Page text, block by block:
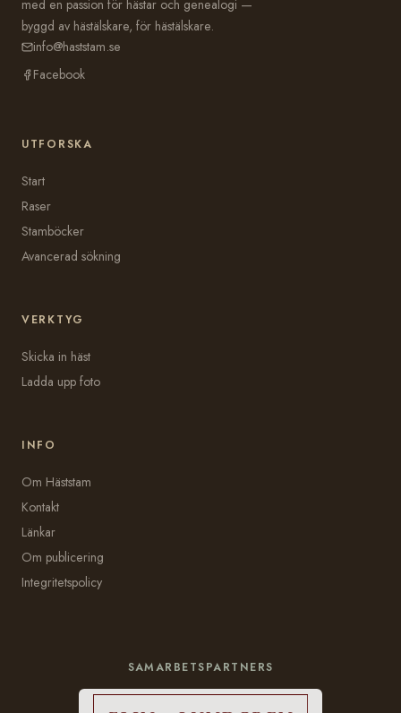
med en passion för hästar och genealogi —
byggd av hästälskare, för hästälskare.
info@haststam.se
Facebook
UTFORSKA
Start
Raser
Stamböcker
Avancerad sökning
VERKTYG
Skicka in häst
Ladda upp foto
INFO
Om Häststam
Kontakt
Länkar
Om publicering
Integritetspolicy
SAMARBETSPARTNERS